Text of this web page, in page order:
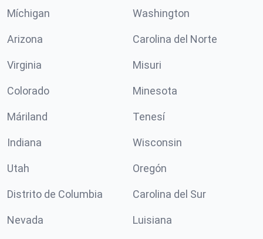
Míchigan Washington
Arizona Carolina del Norte
Virginia Misuri
Colorado Minesota
Máriland Tenesí
Indiana Wisconsin
Utah Oregón
Distrito de Columbia Carolina del Sur
Nevada Luisiana